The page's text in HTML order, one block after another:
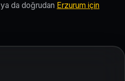
ya da doğrudan Erzurum için